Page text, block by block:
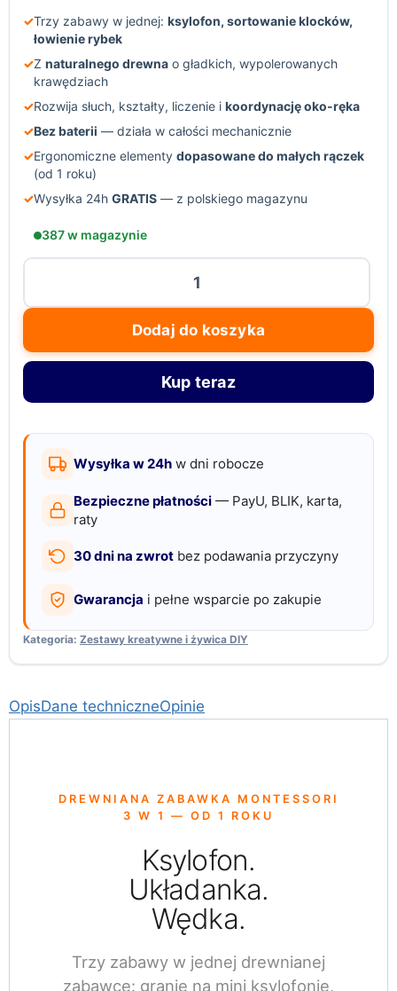
✓Trzy zabawy w jednej: ksylofon, sortowanie klocków,
łowienie rybek
✓Z naturalnego drewna o gładkich, wypolerowanych
krawędziach
✓Rozwija słuch, kształty, liczenie i koordynację oko-ręka
✓Bez baterii — działa w całości mechanicznie
✓Ergonomiczne elementy dopasowane do małych rączek
(od 1 roku)
✓Wysyłka 24h GRATIS — z polskiego magazynu
387 w magazynie
zabawka
montessori
3w1
roku
ksylofon
wędka
Dodaj do koszyka
Kup teraz
Wysyłka w 24h w dni robocze
Bezpieczne płatności — PayU, BLIK, karta,
raty
30 dni na zwrot bez podawania przyczyny
Gwarancja i pełne wsparcie po zakupie
Kategoria: Zestawy kreatywne i żywica DIY
OpisDane techniczneOpinie
DREWNIANA ZABAWKA MONTESSORI
3 W 1 — OD 1 ROKU
Ksylofon.
Układanka.
Wędka.
Trzy zabawy w jednej drewnianej
zabawce: granie na mini ksylofonie,